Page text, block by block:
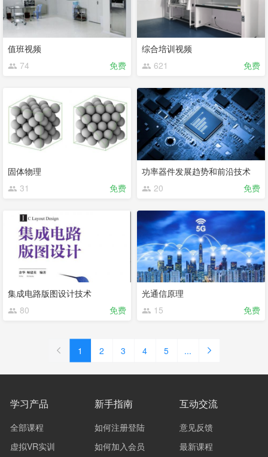
值班视频
74
免费
综合培训视频
621
免费
固体物理
31
免费
功率器件发展趋势和前沿技术
20
免费
集成电路版图设计技术
80
免费
光通信原理
15
免费
1 2 3 4 5 ...
学习产品
全部课程
虚拟VR实训
新手指南
如何注册登陆
如何加入会员
互动交流
意见反馈
最新课程